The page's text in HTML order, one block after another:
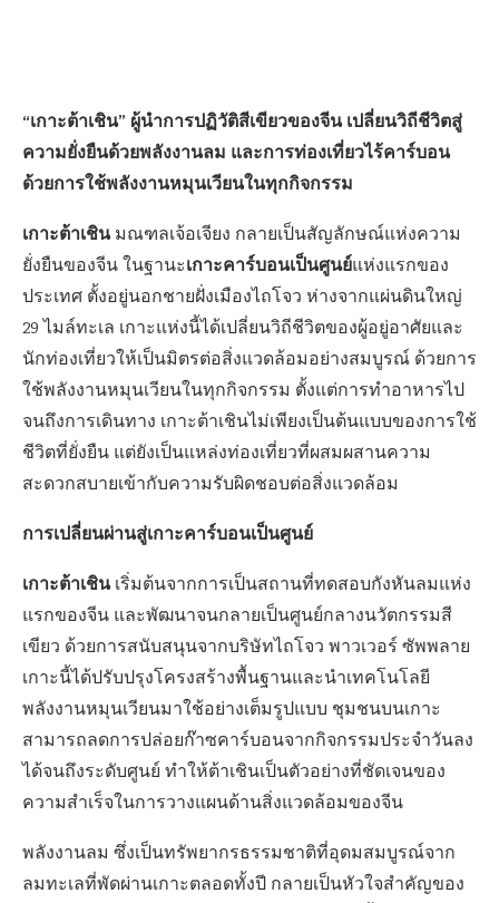
“เกาะต้าเชิน” ผู้นำการปฏิวัติสีเขียวของจีน เปลี่ยนวิถีชีวิตสู่
ความยั่งยืนด้วยพลังงานลม และการท่องเที่ยวไร้คาร์บอน
ด้วยการใช้พลังงานหมุนเวียนในทุกกิจกรรม
เกาะต้าเชินมณฑลเจ้อเจียง กลายเป็นสัญลักษณ์แห่งความ
ยั่งยืนของจีน ในฐานะเกาะคาร์บอนเป็นศูนย์แห่งแรกของ
ประเทศ ตั้งอยู่นอกชายฝั่งเมืองไถโจว ห่างจากแผ่นดินใหญ่
29 ไมล์ทะเล เกาะแห่งนี้ได้เปลี่ยนวิถีชีวิตของผู้อยู่อาศัยและ
นักท่องเที่ยวให้เป็นมิตรต่อสิ่งแวดล้อมอย่างสมบูรณ์ ด้วยการ
ใช้พลังงานหมุนเวียนในทุกกิจกรรม ตั้งแต่การทำอาหารไป
จนถึงการเดินทาง เกาะต้าเชินไม่เพียงเป็นต้นแบบของการใช้
ชีวิตที่ยั่งยืน แต่ยังเป็นแหล่งท่องเที่ยวที่ผสมผสานความ
สะดวกสบายเข้ากับความรับผิดชอบต่อสิ่งแวดล้อม
การเปลี่ยนผ่านสู่เกาะคาร์บอนเป็นศูนย์
เกาะต้าเชินเริ่มต้นจากการเป็นสถานที่ทดสอบกังหันลมแห่ง
แรกของจีน และพัฒนาจนกลายเป็นศูนย์กลางนวัตกรรมสี
เขียว ด้วยการสนับสนุนจากบริษัทไถโจว พาวเวอร์ ซัพพลาย
เกาะนี้ได้ปรับปรุงโครงสร้างพื้นฐานและนำเทคโนโลยี
พลังงานหมุนเวียนมาใช้อย่างเต็มรูปแบบ ชุมชนบนเกาะ
สามารถลดการปล่อยก๊าซคาร์บอนจากกิจกรรมประจำวันลง
ได้จนถึงระดับศูนย์ ทำให้ต้าเชินเป็นตัวอย่างที่ชัดเจนของ
ความสำเร็จในการวางแผนด้านสิ่งแวดล้อมของจีน
พลังงานลม ซึ่งเป็นทรัพยากรธรรมชาติที่อุดมสมบูรณ์จาก
ลมทะเลที่พัดผ่านเกาะตลอดทั้งปี กลายเป็นหัวใจสำคัญของ